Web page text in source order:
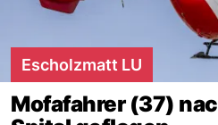
Escholzmatt LU
Mofafahrer (37)